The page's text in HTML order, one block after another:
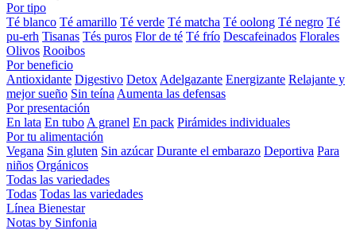
Por tipo
Té blanco Té amarillo Té verde Té matcha Té oolong Té negro Té
pu-erh Tisanas Tés puros Flor de té Té frío Descafeinados Florales
Olivos Rooibos
Por beneficio
Antioxidante Digestivo Detox Adelgazante Energizante Relajante y
mejor sueño Sin teína Aumenta las defensas
Por presentación
En lata En tubo A granel En pack Pirámides individuales
Por tu alimentación
Vegana Sin gluten Sin azúcar Durante el embarazo Deportiva Para
niños Orgánicos
Todas las variedades
Todas Todas las variedades
Línea Bienestar
Notas by Sinfonia